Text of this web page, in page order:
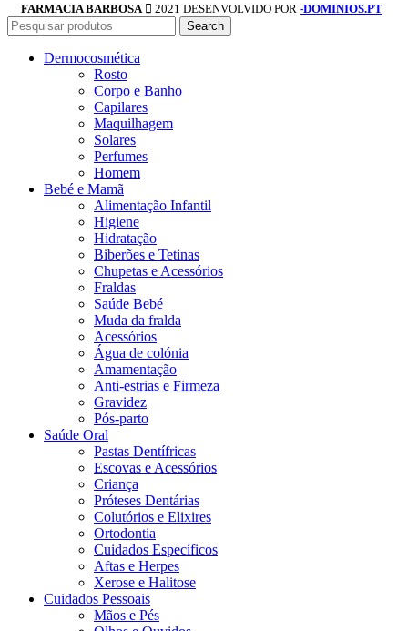
FARMACIA BARBOSA 2021 DESENVOLVIDO POR -DOMINIOS.PT
Search
Dermocosmética
Rosto
Corpo e Banho
Capilares
Maquilhagem
Solares
Perfumes
Homem
Bebé e Mamã
Alimentação Infantil
Higiene
Hidratação
Biberões e Tetinas
Chupetas e Acessórios
Fraldas
Saúde Bebé
Muda da fralda
Acessórios
Água de colónia
Amamentação
Anti-estrias e Firmeza
Gravidez
Pós-parto
Saúde Oral
Pastas Dentífricas
Escovas e Acessórios
Criança
Próteses Dentárias
Colutórios e Elixires
Ortodontia
Cuidados Específicos
Aftas e Herpes
Xerose e Halitose
Cuidados Pessoais
Mãos e Pés